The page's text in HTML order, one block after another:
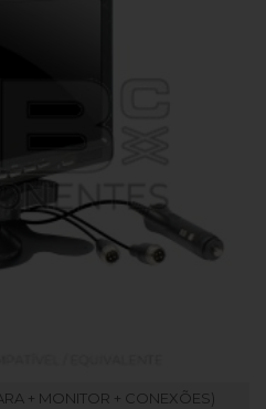
+ MONITOR + CONEXÕES)